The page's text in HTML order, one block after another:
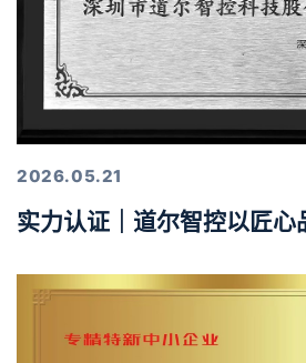
2026.05.21
实力认证｜道尔智控以匠